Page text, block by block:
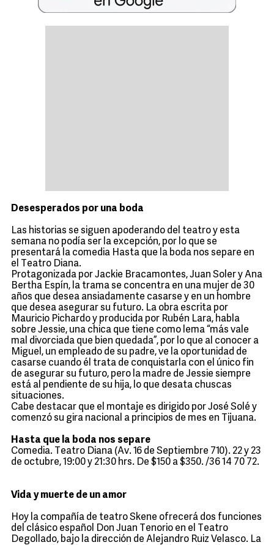
Desesperados por una boda
Las historias se siguen apoderando del teatro y esta
semana no podía ser la excepción, por lo que se
presentará la comedia Hasta que la boda nos separe en
el Teatro Diana.
Protagonizada por Jackie Bracamontes, Juan Soler y Ana
Bertha Espín, la trama se concentra en una mujer de 30
años que desea ansiadamente casarse y en un hombre
que desea asegurar su futuro. La obra escrita por
Mauricio Pichardo y producida por Rubén Lara, habla
sobre Jessie, una chica que tiene como lema “más vale
mal divorciada que bien quedada”, por lo que al conocer a
Miguel, un empleado de su padre, ve la oportunidad de
casarse cuando él trata de conquistarla con el único fin
de asegurar su futuro, pero la madre de Jessie siempre
está al pendiente de su hija, lo que desata chuscas
situaciones.
Cabe destacar que el montaje es dirigido por José Solé y
comenzó su gira nacional a principios de mes en Tijuana.
Hasta que la boda nos separe
Comedia. Teatro Diana (Av. 16 de Septiembre 710). 22 y 23
de octubre, 19:00 y 21:30 hrs. De $150 a $350. /36 14 70 72.
Vida y muerte de un amor
Hoy la compañía de teatro Skene ofrecerá dos funciones
del clásico español Don Juan Tenorio en el Teatro
Degollado, bajo la dirección de Alejandro Ruiz Velasco. La